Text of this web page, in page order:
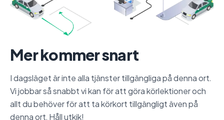
Mer kommer snart
I dagsläget är inte alla tjänster tillgängliga på denna ort.
Vi jobbar så snabbt vi kan för att göra körlektioner och
allt du behöver för att ta körkort tillgängligt även på
denna ort. Håll utkik!